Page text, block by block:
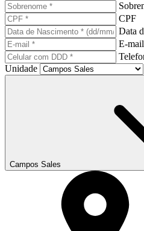
CPF
Data
E-mail
Unidade
Campos Sales